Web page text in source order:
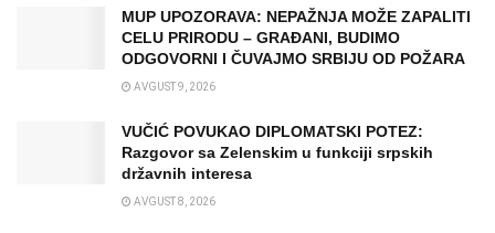
MUP UPOZORAVA: NEPAŽNJA MOŽE ZAPALITI
CELU PRIRODU – GRAĐANI, BUDIMO
ODGOVORNI I ČUVAJMO SRBIJU OD POŽARA
AVGUST 9, 2026
VUČIĆ POVUKAO DIPLOMATSKI POTEZ:
Razgovor sa Zelenskim u funkciji srpskih
državnih interesa
AVGUST 8, 2026